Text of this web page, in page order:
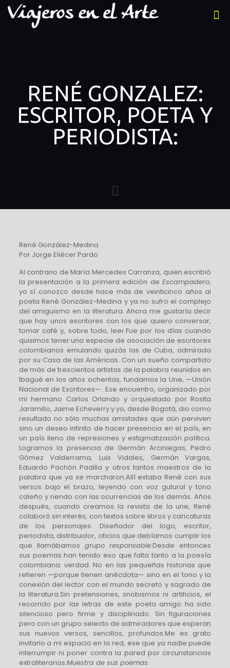
RENÉ GONZALEZ:
ESCRITOR, POETA Y
PERIODISTA:
René González-Medina
Por Jorge Eliécer Pardo
Al contrario de María Mercedes Carranza, quien escribió
la presentación a la primera edición deEscampadero,
yo sí conozco desde hace más de veinticinco años al
poeta René González-Medina y ya no sufro el complejo
del amiguismo en la literatura. Ahora me gustaría decir
que hay unos escritores con los que quiero conversar,
tomar café y, sobre todo, leer.Fue por los días cuando
quisimos tener una especie de asociación de escritores
colombianos emulando quizás las de Cuba, admirada
por su Casa de las Américas. Con un sueño compartido
de más de trescientos artistas de la palabra reunidos en
Ibagué en los años ochentas, fundamos la Une, —Unión
Nacional de Escritores—. Ese encuentro, organizado por
mi hermano Carlos Orlando y orquestado por Rosita
Jaramillo, Jaime Echeverry y yo, desde Bogotá, dio como
resultado no sólo muchas amistades que aún perviven
sino un deseo infinito de hacer presencia en el país, en
un país lleno de represiones y estigmatización política.
Logramos la presencia de Germán Arciniegas, Pedro
Gómez Valderrama, Luis Vidales, Germán Vargas,
Eduardo Pachón Padilla y otros tantos maestros de la
palabra que ya se marcharon.Allí estaba René con sus
versos bajo el brazo, leyendo con voz gutural y tono
caleño y riendo con las ocurrencias de los demás. Años
después, cuando creamos la revista de la une, René
colaboró sin interés, con textos sobre libros y caricaturas
de los personajes. Diseñador del logo, escritor,
periodista, distribuidor, oficios que debíamos cumplir los
que llamábamos grupo responsable.Desde entonces
sus poemas han tenido eso que falta tanto a la poesía
colombiana: verdad. No en las pequeñas historias que
refieren —porque tienen anécdota— sino en el tono y la
conexión del lector con el mundo secreto y sagrado de
la literatura.Sin pretensiones, snobismos ni artificios, el
recorrido por las letras de este poeta amigo ha sido
silencioso pero firme y disciplinado. Sin figuraciones
pero con un grupo selecto de admiradores que esperan
sus nuevos versos, sencillos, profundos.Me es grato
invitarlo a mi espacio en la red, ese que ya nadie puede
interrumpir ni poner contra la pared por circunstancias
extraliterarias.Muestra de sus poemas